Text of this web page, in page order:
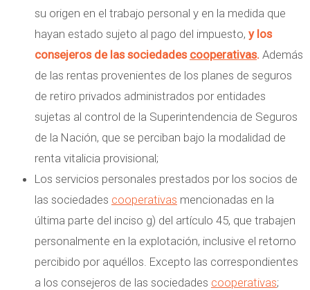
su origen en el trabajo personal y en la medida que
hayan estado sujeto al pago del impuesto, y los
consejeros de las sociedades cooperativas. Además
de las rentas provenientes de los planes de seguros
de retiro privados administrados por entidades
sujetas al control de la Superintendencia de Seguros
de la Nación, que se perciban bajo la modalidad de
renta vitalicia provisional;
Los servicios personales prestados por los socios de
las sociedades cooperativas mencionadas en la
última parte del inciso g) del artículo 45, que trabajen
personalmente en la explotación, inclusive el retorno
percibido por aquéllos. Excepto las correspondientes
a los consejeros de las sociedades cooperativas;